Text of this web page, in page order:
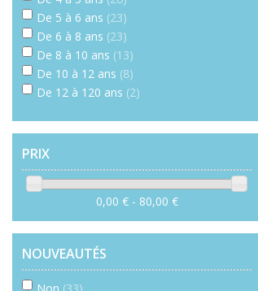
De 5 à 6 ans (23)
De 6 à 8 ans (23)
De 8 à 10 ans (13)
De 10 à 12 ans (8)
De 12 à 120 ans (2)
PRIX
0,00 € - 80,00 €
NOUVEAUTÉS